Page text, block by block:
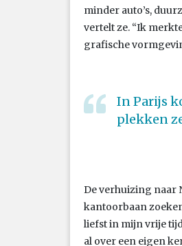
minder auto’s,
vertelt ze. “Ik
grafische
In Parijs
plekken
De verhuizing naar
kantoorbaan
liefst in mijn vrije
al over een eigen